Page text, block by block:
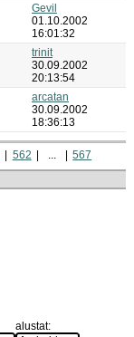
Gevil
01.10.2002
16:01:32
trinit
30.09.2002
20:13:54
arcatan
30.09.2002
18:36:13
562 ... 567
alustat: